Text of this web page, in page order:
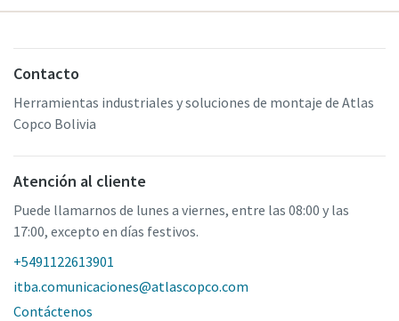
Contacto
Herramientas industriales y soluciones de montaje de Atlas
Copco Bolivia
Atención al cliente
Puede llamarnos de lunes a viernes, entre las 08:00 y las
17:00, excepto en días festivos.
+5491122613901
itba.comunicaciones@atlascopco.com
Contáctenos